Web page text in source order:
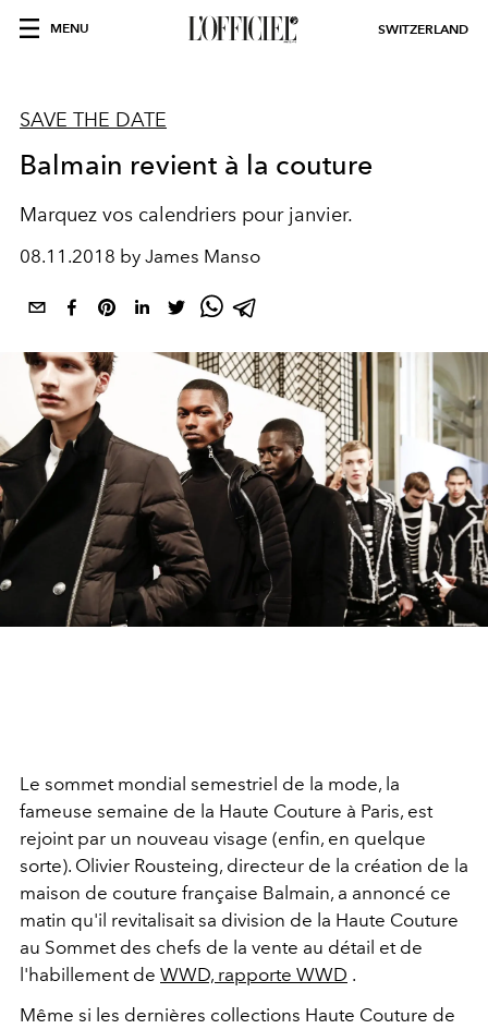
MENU SWITZERLAND
SAVE THE DATE
Balmain revient à la couture
Marquez vos calendriers pour janvier.
08.11.2018 by James Manso
Le sommet mondial semestriel de la mode, la
fameuse semaine de la Haute Couture à Paris, est
rejoint par un nouveau visage (enfin, en quelque
sorte). Olivier Rousteing, directeur de la création de la
maison de couture française Balmain, a annoncé ce
matin qu'il revitalisait sa division de la Haute Couture
au Sommet des chefs de la vente au détail et de
l'habillement de WWD, rapporte WWD .
Même si les dernières collections Haute Couture de